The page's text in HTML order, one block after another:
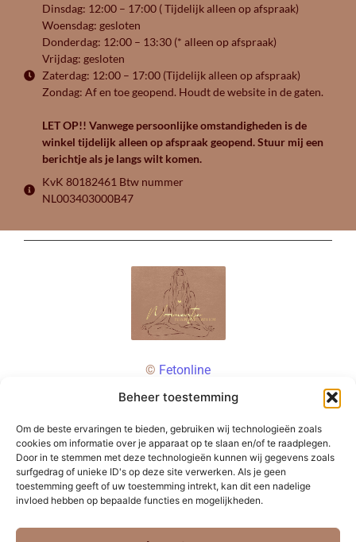
Beheer toestemming
Om de beste ervaringen te bieden, gebruiken wij technologieën zoals
cookies om informatie over je apparaat op te slaan en/of te raadplegen.
Door in te stemmen met deze technologieën kunnen wij gegevens zoals
surfgedrag of unieke ID's op deze site verwerken. Als je geen
toestemming geeft of uw toestemming intrekt, kan dit een nadelige
invloed hebben op bepaalde functies en mogelijkheden.
Dinsdag: 12:00 – 17:00 ( Tijdelijk alleen op afspraak)
Woensdag: gesloten
Donderdag: 12:00 – 13:30 (* alleen op afspraak)
Vrijdag: gesloten
Zaterdag: 12:00 – 17:00 (Tijdelijk alleen op afspraak)
Zondag: Af en toe geopend. Houdt de website in de gaten.
LET OP!! Vanwege persoonlijke omstandigheden is de
winkel tijdelijk alleen op afspraak geopend. Stuur mij een
berichtje als je langs wilt komen.
KvK 80182461 Btw nummer
NL003403000B47
© Fetonline